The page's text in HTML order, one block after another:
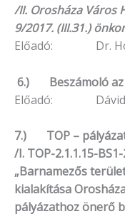
/II. Orosháza Város
9/2017. (III.31.)
Előadó: Dr.
6.) Beszámoló az
Előadó: Dávid
7.) TOP –
/I. TOP-2.1.1.15-
„Barnamezős
kialakítása
pályázathoz önerő